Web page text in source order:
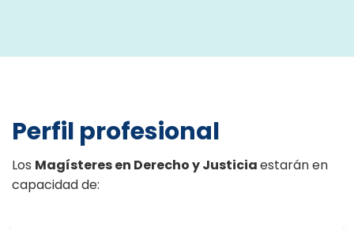
Perfil profesional
Los Magísteres en Derecho y Justiciaestarán en
capacidad de: